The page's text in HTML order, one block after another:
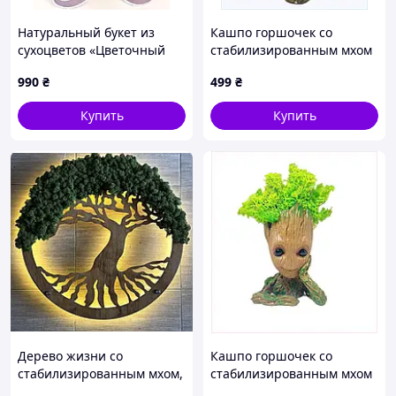
Натуральный букет из
сухоцветов «Цветочный
990 ₴
Купить
Кашпо горшочек со
стабилизированным мхом
см Бежевый (2417729797),
T8K839H384
499 ₴
Купить
Дерево жизни со
стабилизированным мхом,
Кашпо горшочек со
стабилизированным мхом